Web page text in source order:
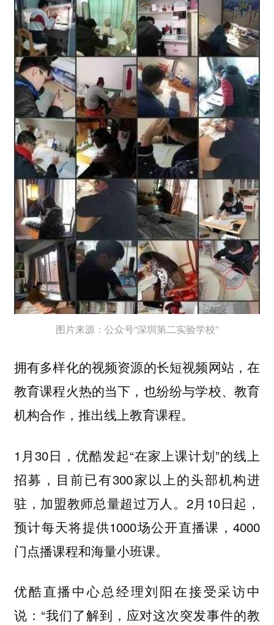
图片来源：公众号“深圳第二实验学校”
拥有多样化的视频资源的长短视频网站，在
教育课程火热的当下，也纷纷与学校、教育
机构合作，推出线上教育课程。
1月30日，优酷发起“在家上课计划”的线上
招募，目前已有300家以上的头部机构进
驻，加盟教师总量超过万人。2月10日起，
预计每天将提供1000场公开直播课，4000
门点播课程和海量小班课。
优酷直播中心总经理刘阳在接受采访中
说：“我们了解到，应对这次突发事件的教